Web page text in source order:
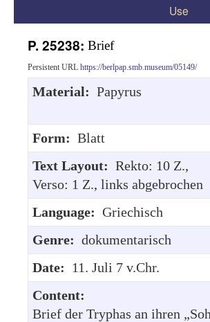
Use
P. 25238: Brief
Persistent URL https://berlpap.smb.museum/05149/
Material: Papyrus
Form: Blatt
Text Layout: Rekto: 10 Z.,
Verso: 1 Z., links abgebrochen
Language: Griechisch
Genre: dokumentarisch
Date: 11. Juli 7 v.Chr.
Content:
Brief der Tryphas an ihren